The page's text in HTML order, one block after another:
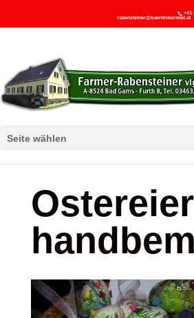
+43
rabensteiner@kuerbiskernoel.at
Seite wählen
Ostereier